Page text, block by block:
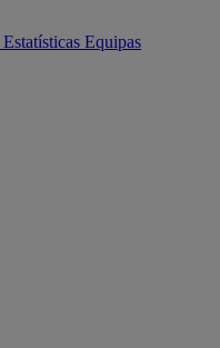
Estatísticas Equipas